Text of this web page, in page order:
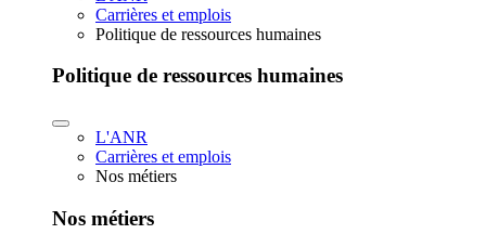
Carrières et emplois
Politique de ressources humaines
Politique de ressources humaines
L'ANR
Carrières et emplois
Nos métiers
Nos métiers